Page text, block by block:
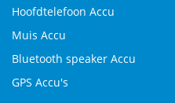
Hoofdtelefoon Accu
Muis Accu
Bluetooth speaker Accu
GPS Accu's